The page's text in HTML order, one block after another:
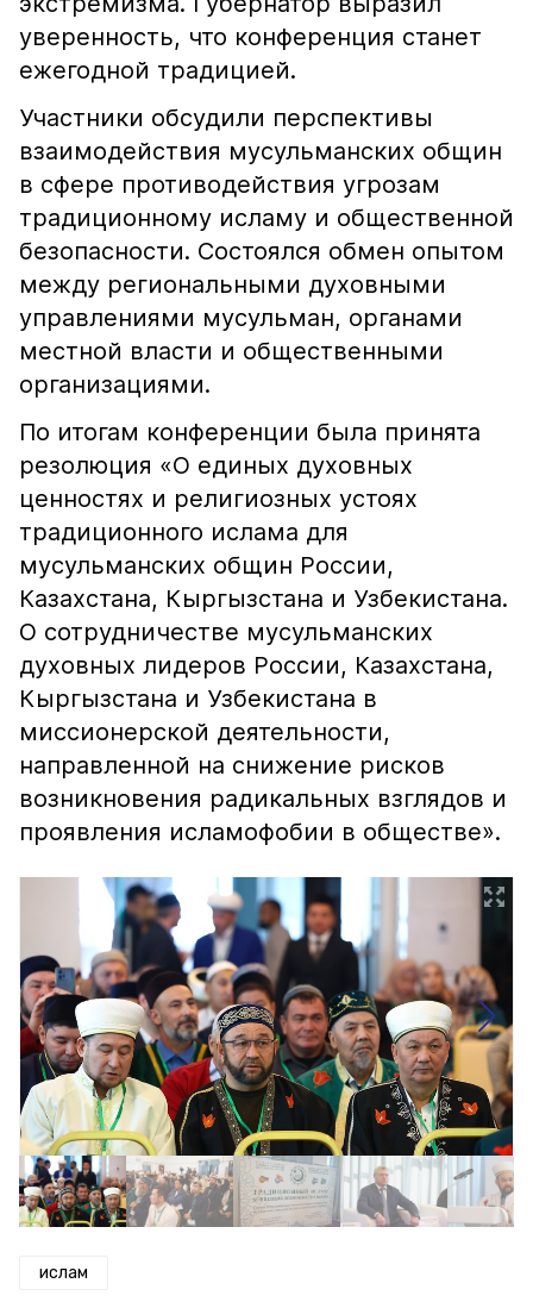
уверенность, что конференция станет
ежегодной традицией.
Участники обсудили перспективы
взаимодействия мусульманских общин
в сфере противодействия угрозам
традиционному исламу и общественной
безопасности. Состоялся обмен опытом
между региональными духовными
управлениями мусульман, органами
местной власти и общественными
организациями.
По итогам конференции была принята
резолюция «О единых духовных
ценностях и религиозных устоях
традиционного ислама для
мусульманских общин России,
Казахстана, Кыргызстана и Узбекистана.
О сотрудничестве мусульманских
духовных лидеров России, Казахстана,
Кыргызстана и Узбекистана в
миссионерской деятельности,
направленной на снижение рисков
возникновения радикальных взглядов и
проявления исламофобии в обществе».
ислам